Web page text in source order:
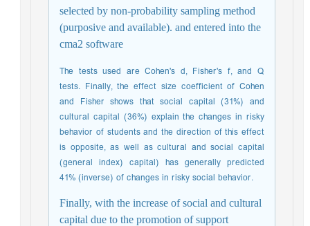
selected by non-probability sampling method
(purposive and available). and entered into the
cma2 software
The tests used are Cohen's d, Fisher's f, and Q
tests. Finally, the effect size coefficient of Cohen
and Fisher shows that social capital (31%) and
cultural capital (36%) explain the changes in risky
behavior of students and the direction of this effect
is opposite, as well as cultural and social capital
(general index) capital) has generally predicted
41% (inverse) of changes in risky social behavior.
Finally, with the increase of social and cultural
capital due to the promotion of support